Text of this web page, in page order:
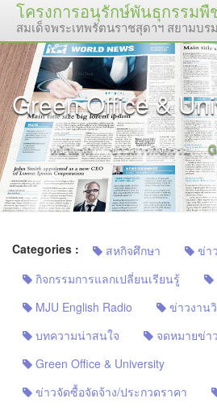
โครงการอนุรักษ์พันธุกรรมพื
สมเด็จพระเทพรัตนราชสุดาฯ สยามบ
Green Office &
หน้าแรก ข่าวสารกิจกรรม
Categories : สหกิจศึกษา
ข่า
กิจกรรมการแลกเปลี่ยนเรียนรู้
MJU English Radio
ข่าวงาน
บทความน่าสนใจ
จดหมายข่าว
Green Office & University
ข่าวจัดซื้อจัดจ้าง/ประกวดราคา